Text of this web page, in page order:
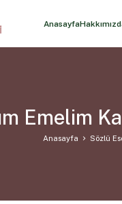
Anasayfa
Emelim
Anasayfa Sözlü